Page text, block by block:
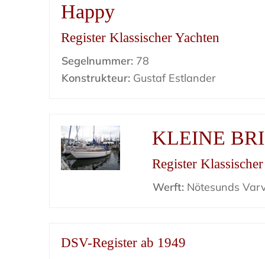
Happy
Register Klassischer Yachten
Segelnummer: 78
Konstrukteur: Gustaf Estlander
KLEINE
Register
Werft: Nötesunds
DSV-Register ab 1949